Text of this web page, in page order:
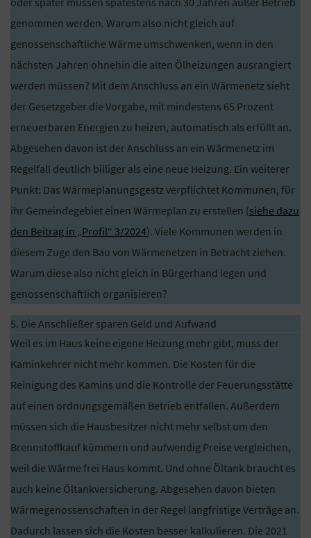
genommen werden. Warum also nicht gleich auf
genossenschaftliche Wärme umschwenken, wenn in den
nächsten Jahren ohnehin die alten Ölheizungen ausrangiert
werden müssen? Mit dem Anschluss an ein Wärmenetz sieht
der Gesetzgeber die Vorgabe, mit mindestens 65 Prozent
erneuerbaren Energien zu heizen, automatisch als erfüllt an.
Abgesehen davon ist der Anschluss an ein Wärmenetz im
Regelfall deutlich billiger als eine neue Heizung. Ein weiterer
Punkt: Das Wärmeplanungsgestz verpflichtet Kommunen, für
ihr Gemeindegebiet einen Wärmeplan zu erstellen (siehe dazu
den Beitrag in „Profil“ 3/2024). Viele Kommunen werden in
diesem Zuge den Bau von Wärmenetzen in Betracht ziehen.
Warum diese also nicht gleich in Bürgerhand legen und
genossenschaftlich organisieren?
5. Die Anschließer sparen Geld und Aufwand
Weil es im Haus keine eigene Heizung mehr gibt, muss der
Kaminkehrer nicht mehr kommen. Die Kosten für die
Reinigung des Kamins und die Kontrolle der Feuerungsstätte
auf einen ordnungsgemäßen Betrieb entfallen. Außerdem
müssen sich die Hausbesitzer nicht mehr selbst um den
Brennstoffkauf kümmern und aufwendig Preise vergleichen,
weil die Wärme frei Haus kommt. Und ohne Öltank braucht es
auch keine Öltankversicherung. Abgesehen davon bieten
Wärmegenossenschaften in der Regel langfristige Verträge an.
Dadurch lassen sich die Kosten besser kalkulieren. Die 2021